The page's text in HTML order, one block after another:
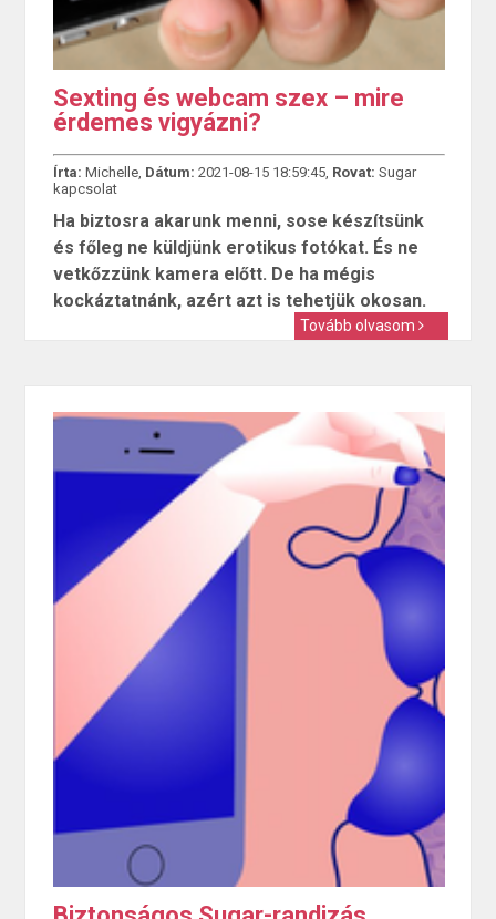
Sexting és webcam szex – mire
érdemes vigyázni?
Írta: Michelle, Dátum: 2021-08-15 18:59:45, Rovat: Sugar
kapcsolat
Ha biztosra akarunk menni, sose készítsünk
és főleg ne küldjünk erotikus fotókat. És ne
vetkőzzünk kamera előtt. De ha mégis
kockáztatnánk, azért azt is tehetjük okosan.
Tovább olvasom